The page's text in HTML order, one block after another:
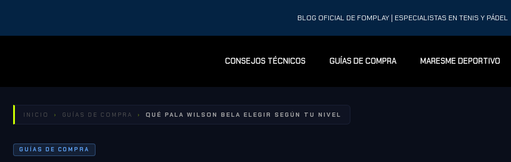
BLOG OFICIAL DE FOMPLAY | ESPECIALISTAS EN TENIS Y PÁDEL
CONSEJOS TÉCNICOS GUÍAS DE COMPRA MARESME DEPORTIVO
INICIO › GUÍAS DE COMPRA › QUÉ PALA WILSON BELA ELEGIR SEGÚN TU NIVEL
GUÍAS DE COMPRA